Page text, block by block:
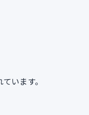
います。